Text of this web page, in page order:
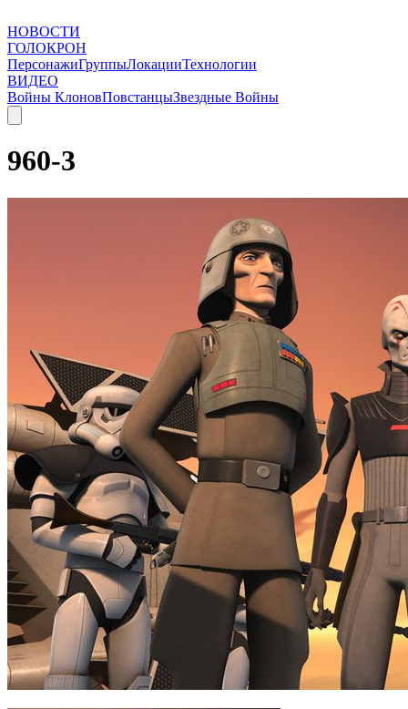
НОВОСТИ
ГОЛОКРОН
ПерсонажиГруппыЛокацииТехнологии
ВИДЕО
Войны КлоновПовстанцыЗвездные Войны
960-3